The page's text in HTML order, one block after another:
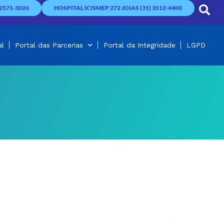
3026 HOSPITAL ICISMEP 272 JOIAS (31) 3512-4400
Portal das Parcerias Portal da Integridade LGPD